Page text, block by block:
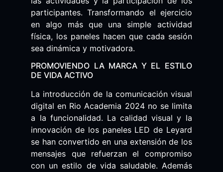
participantes. Transformando el ejercicio
en algo más que una simple actividad
física, los paneles hacen que cada sesión
sea dinámica y motivadora.
PROMOVIENDO LA MARCA Y EL ESTILO
DE VIDA ACTIVO
La introducción de la comunicación visual
digital en Rio Academia 2024 no se limita
a la funcionalidad. La calidad visual y la
innovación de los paneles LED de Leyard
se han convertido en una extensión de los
mensajes que refuerzan el compromiso
con un estilo de vida saludable. Además